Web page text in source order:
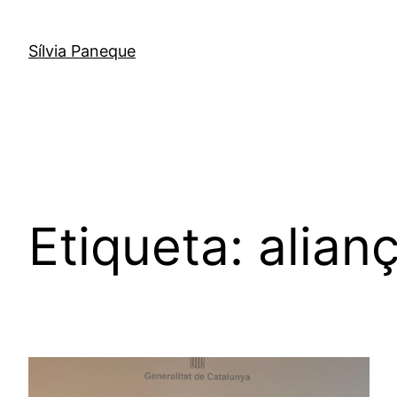
Sílvia Paneque
Etiqueta: